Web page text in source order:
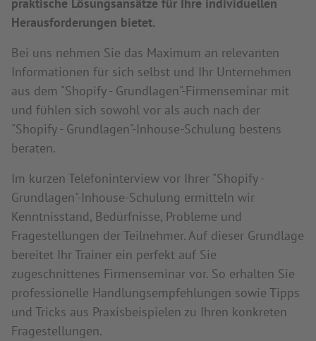
Herausforderungen bietet.
Bei uns nehmen Sie das Maximum an relevanten
Informationen für sich selbst und Ihr Unternehmen
aus dem "Shopify - Grundlagen"-Firmenseminar mit
und fühlen sich sowohl vor als auch nach der
"Shopify - Grundlagen"-Inhouse-Schulung bestens
beraten.
Im kurzen Telefoninterview vor Ihrer "Shopify -
Grundlagen"-Inhouse-Schulung ermitteln wir
Kenntnisstand, Bedürfnisse, Probleme und
Fragestellungen der Teilnehmer. Auf dieser Grundlage
bereitet Ihr Trainer ein perfekt auf Sie
zugeschnittenes Firmenseminar vor. So erhalten Sie
professionelle Handlungsempfehlungen sowie Tipps
und Tricks aus Praxisbeispielen zu Ihren konkreten
Fragestellungen.